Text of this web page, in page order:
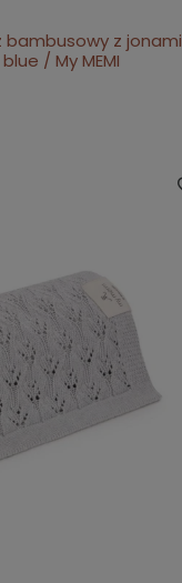
koszyka
bambusowy z jonami
/ My MEMI